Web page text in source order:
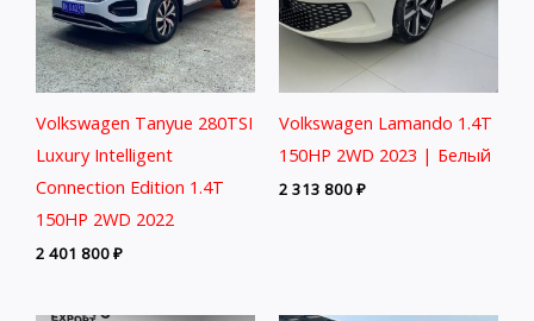
Volkswagen Tanyue 280TSI
Luxury Intelligent
Connection Edition 1.4T
150HP 2WD 2022
2 401 800₽
Volkswagen Lamando 1.4T
150HP 2WD 2023 | Белый
2 313 800₽